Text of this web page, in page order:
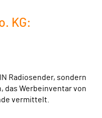
KG:
Radiosender, sondern
das Werbeinventar von
vermittelt.